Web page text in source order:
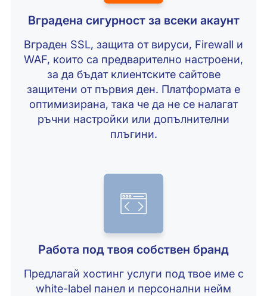
Вградена сигурност за всеки акаунт
Вграден SSL, защита от вируси, Firewall и
WAF, които са предварително настроени,
за да бъдат клиентските сайтове
защитени от първия ден. Платформата е
оптимизирана, така че да не се налагат
ръчни настройки или допълнителни
плъгини.
Работа под твоя собствен бранд
Предлагай хостинг услуги под твое име с
white-label панел и персонални нейм